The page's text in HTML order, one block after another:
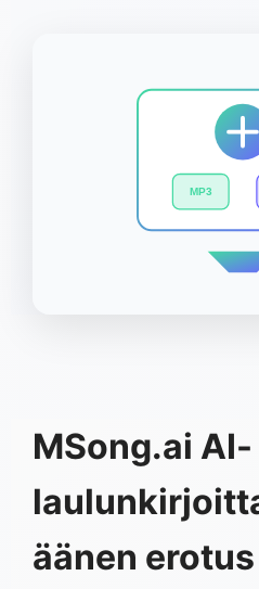
MP3
MSong.ai AI-
äänen erotus